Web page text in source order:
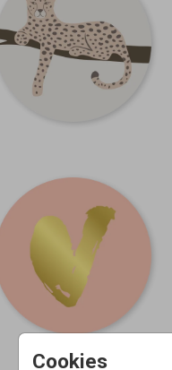
Cookies
FOLIE